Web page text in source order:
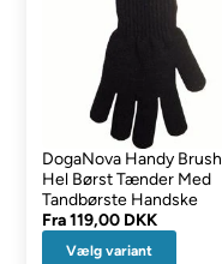
DogaNova Handy Brush
Hel Børst Tænder Med
Tandbørste Handske
Fra119,00 DKK
Vælg variant